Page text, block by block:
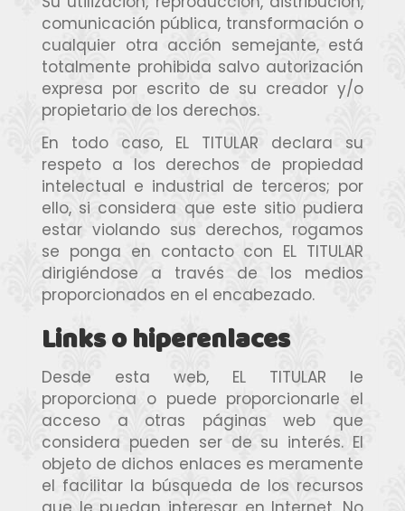
comunicación pública, transformación o
cualquier otra acción semejante, está
totalmente prohibida salvo autorización
expresa por escrito de su creador y/o
propietario de los derechos.
En todo caso, EL TITULAR declara su
respeto a los derechos de propiedad
intelectual e industrial de terceros; por
ello, si considera que este sitio pudiera
estar violando sus derechos, rogamos
se ponga en contacto con EL TITULAR
dirigiéndose a través de los medios
proporcionados en el encabezado.
Links o hiperenlaces
Desde esta web, EL TITULAR le
proporciona o puede proporcionarle el
acceso a otras páginas web que
considera pueden ser de su interés. El
objeto de dichos enlaces es meramente
el facilitar la búsqueda de los recursos